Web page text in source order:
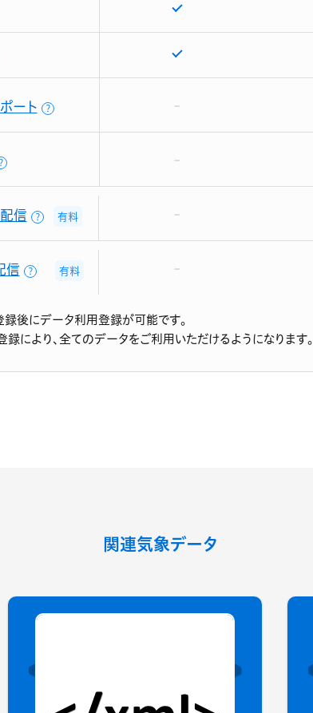
ート ？
？
信 ？ 有料
信 ？ 有料
後にデータ利用登録が可能です。
により、全てのデータをご利用いただけるようになります。
関連気象データ